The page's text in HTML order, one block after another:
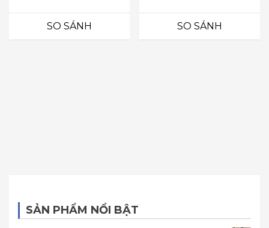
hạng
sao
SO SÁNH
hạng
sao
SO SÁNH
SẢN PHẨM NỔI BẬT